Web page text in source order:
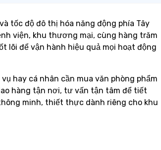
tốc độ đô thị hóa năng động phía Tây
viện, khu thương mại, cùng hàng trăm
lõi để vận hành hiệu quả mọi hoạt động
hay cá nhân cần mua văn phòng phẩm
hàng tận nơi, tư vấn tận tâm để tiết
minh, thiết thực dành riêng cho khu